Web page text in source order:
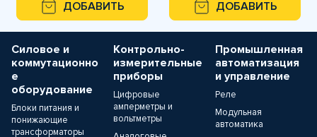
ДОБАВИТЬ
ДОБАВИТЬ
Силовое и
коммутационно
е
оборудование
Блоки питания и
понижающие
трансформаторы
Контрольно-
измерительные
приборы
Цифровые
амперметры и
вольтметры
Промышленная
автоматизация
и управление
Реле
Модульная
автоматика